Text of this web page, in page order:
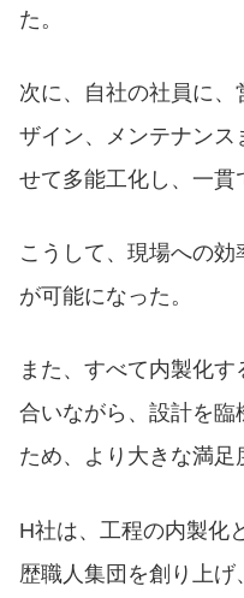
た。
次に、自社の社員に
ザイン、メンテナンス
せて多能工化し、一貫
こうして、現場への
が可能になった。
また、すべて内製化
合いながら、設計を臨
ため、より大きな満足
H社は、工程の内製化
歴職人集団を創り上